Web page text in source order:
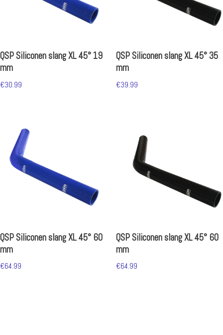
QSP Siliconen slang XL 45° 19
mm
€30.99
QSP Siliconen slang XL 45° 35
mm
€39.99
QSP Siliconen slang XL 45° 60
mm
€64.99
QSP Siliconen slang XL 45° 60
mm
€64.99